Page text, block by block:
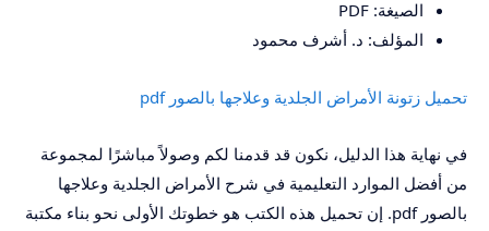
الصيغة: PDF
المؤلف: د. أشرف محمود
تحميل زتونة الأمراض الجلدية وعلاجها بالصور pdf
في نهاية هذا الدليل، نكون قد قدمنا لكم وصولاً مباشرًا لمجموعة
من أفضل الموارد التعليمية في شرح الأمراض الجلدية وعلاجها
بالصور pdf. إن تحميل هذه الكتب هو خطوتك الأولى نحو بناء مكتبة